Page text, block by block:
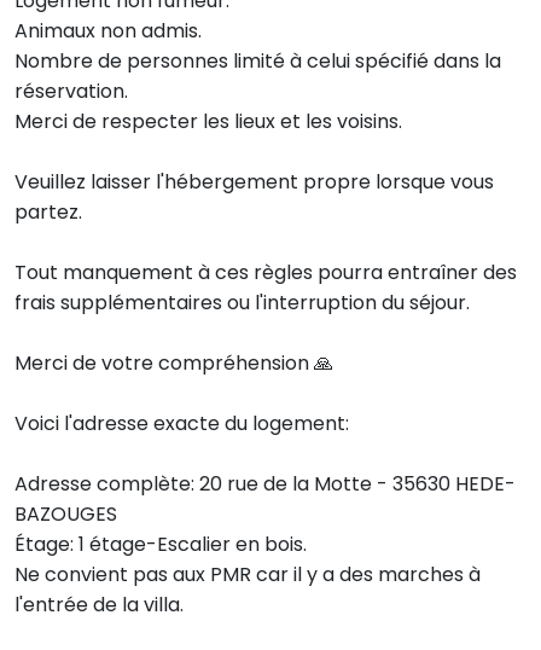
Animaux non admis.
Nombre de personnes limité à celui spécifié dans la
réservation.
Merci de respecter les lieux et les voisins.
Veuillez laisser l'hébergement propre lorsque vous
partez.
Tout manquement à ces règles pourra entraîner des
frais supplémentaires ou l'interruption du séjour.
Merci de votre compréhension 🙏
Voici l'adresse exacte du logement:
Adresse complète: 20 rue de la Motte - 35630 HEDE-
BAZOUGES
Étage: 1 étage-Escalier en bois.
Ne convient pas aux PMR car il y a des marches à
l'entrée de la villa.